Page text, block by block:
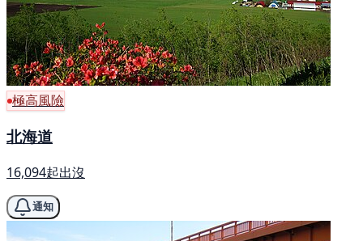
極高風險
北海道
16,094起出沒
通知